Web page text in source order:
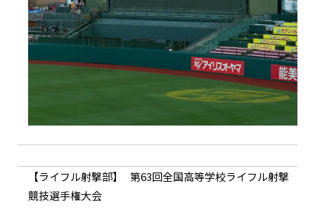
ライフル射撃部
第63回全国高等学校ライフル射撃
競技選手権大会